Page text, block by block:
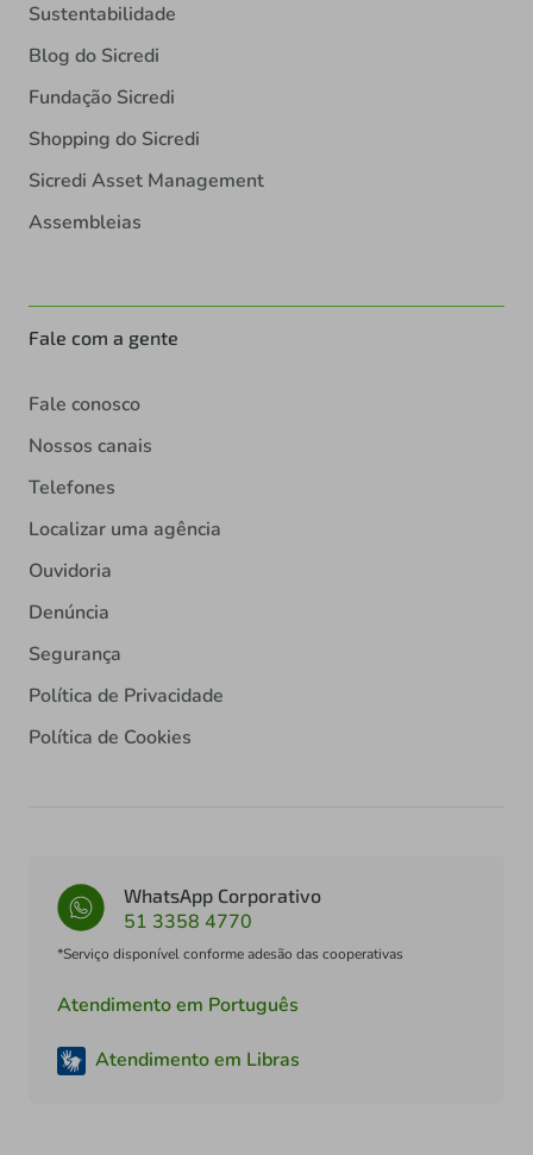
Sustentabilidade
Blog do Sicredi
Fundação Sicredi
Shopping do Sicredi
Sicredi Asset Management
Assembleias
Fale com a gente
Fale conosco
Nossos canais
Telefones
Localizar uma agência
Ouvidoria
Denúncia
Segurança
Política de Privacidade
Política de Cookies
WhatsApp Corporativo
51 3358 4770
*Serviço disponível conforme adesão das cooperativas
Atendimento em Português
Atendimento em Libras